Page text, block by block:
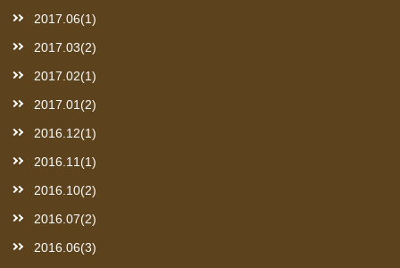
2017.06(1)
2017.03(2)
2017.02(1)
2017.01(2)
2016.12(1)
2016.11(1)
2016.10(2)
2016.07(2)
2016.06(3)